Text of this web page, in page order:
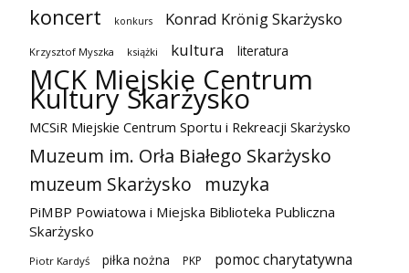
koncert konkurs Konrad Krönig Skarżysko
Krzysztof Myszka książki kultura literatura
MCK Miejskie Centrum
Kultury Skarżysko
MCSiR Miejskie Centrum Sportu i Rekreacji Skarżysko
Muzeum im. Orła Białego Skarżysko
muzeum Skarżysko
muzyka
PiMBP Powiatowa i Miejska Biblioteka Publiczna
Skarżysko
Piotr Kardyś piłka nożna PKP
pomoc charytatywna